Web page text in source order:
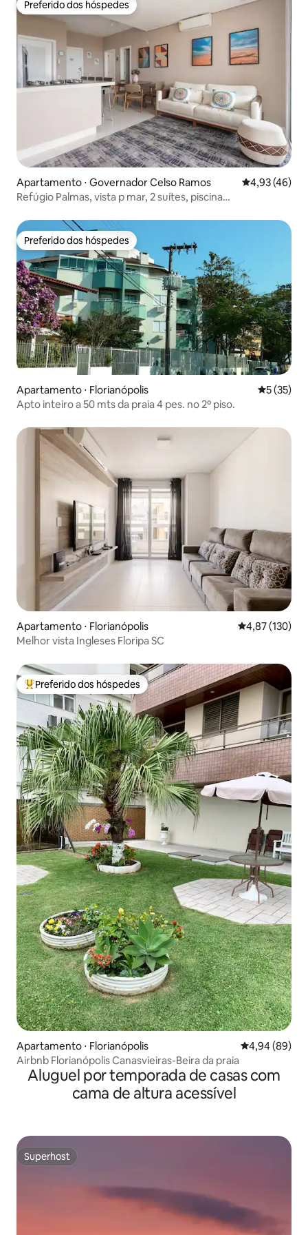
Preferido dos hóspedes
Preferido dos hóspedes
Apartamento ⋅ Governador Celso Ramos 4,93 de uma
4,93 (46)
Refúgio Palmas, vista p mar, 2 suítes, piscina…
Preferido dos hóspedes
Preferido dos hóspedes
Apartamento ⋅ Florianópolis 5 de uma
5 (35)
Apto inteiro a 50 mts da praia 4 pes. no 2º piso.
Apartamento ⋅ Florianópolis 4,87 de uma
4,87 (130)
Melhor vista Ingleses Floripa SC
Entre os melhores preferidos dos hóspedes
Preferido dos hóspedes
Apartamento ⋅ Florianópolis 4,94 de uma
4,94 (89)
Airbnb Florianópolis Canasvieiras-Beira da praia
Aluguel por temporada de casas com
cama de altura acessível
Superhost
Superhost